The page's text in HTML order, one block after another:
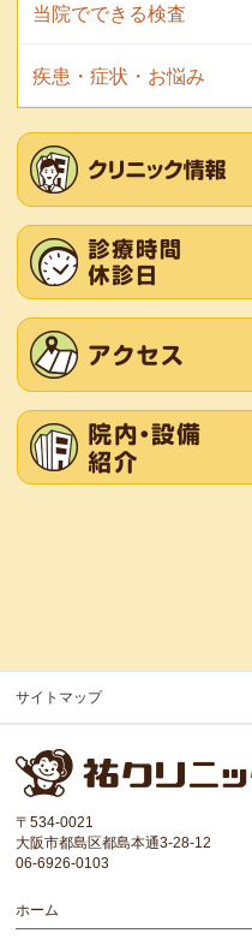
当院でできる検査
疾患・症状・お悩み
サイトマップ
〒534-0021
大阪市都島区都島本通3-28-12
06-6926-0103
ホーム